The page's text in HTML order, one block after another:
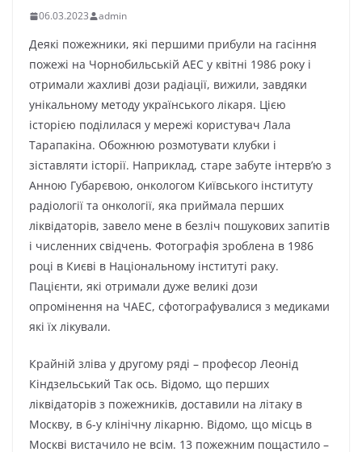
06.03.2023 admin
Деякі пожежники, які першими прибули на гасіння
пожежі на Чорнобильській АЕС у квітні 1986 року і
отримали жахливі дози радіації, вижили, завдяки
унікальному методу українського лікаря. Цією
історією поділилася у мережі користувач Лала
Тарапакіна. Обожнюю розмотувати клубки і
зіставляти історії. Наприклад, старе забуте інтерв’ю з
Анною Губарєвою, онкологом Київського інституту
радіології та онкології, яка приймала перших
ліквідаторів, завело мене в безліч пошукових запитів
і численних свідчень. Фотографія зроблена в 1986
році в Києві в Національному інституті раку.
Пацієнти, які отримали дуже великі дози
опромінення на ЧАЕС, сфотографувалися з медиками
які їх лікували.
Крайній зліва у другому ряді – професор Леонід
Кіндзельський Так ось. Відомо, що перших
ліквідаторів з пожежників, доставили на літаку в
Москву, в 6-у клінічну лікарню. Відомо, що місць в
Москві вистачило не всім. 13 пожежним пощастило –